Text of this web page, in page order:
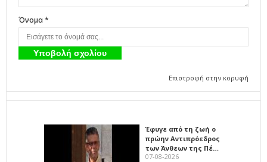
Όνομα *
Επιστροφή στην κορυφή
Έφυγε από τη ζωή ο
πρώην Αντιπρόεδρος
των Άνθεων της Πέ…
07-08-2026